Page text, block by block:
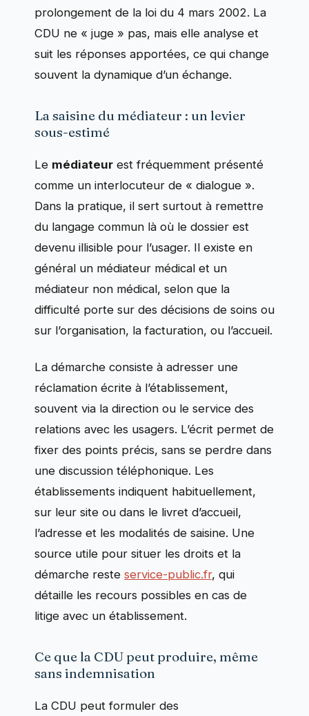
prolongement de la loi du 4 mars 2002. La
CDU ne « juge » pas, mais elle analyse et
suit les réponses apportées, ce qui change
souvent la dynamique d’un échange.
La saisine du médiateur : un levier
sous-estimé
Le médiateur est fréquemment présenté
comme un interlocuteur de « dialogue ».
Dans la pratique, il sert surtout à remettre
du langage commun là où le dossier est
devenu illisible pour l’usager. Il existe en
général un médiateur médical et un
médiateur non médical, selon que la
difficulté porte sur des décisions de soins ou
sur l’organisation, la facturation, ou l’accueil.
La démarche consiste à adresser une
réclamation écrite à l’établissement,
souvent via la direction ou le service des
relations avec les usagers. L’écrit permet de
fixer des points précis, sans se perdre dans
une discussion téléphonique. Les
établissements indiquent habituellement,
sur leur site ou dans le livret d’accueil,
l’adresse et les modalités de saisine. Une
source utile pour situer les droits et la
démarche reste service-public.fr, qui
détaille les recours possibles en cas de
litige avec un établissement.
Ce que la CDU peut produire, même
sans indemnisation
La CDU peut formuler des